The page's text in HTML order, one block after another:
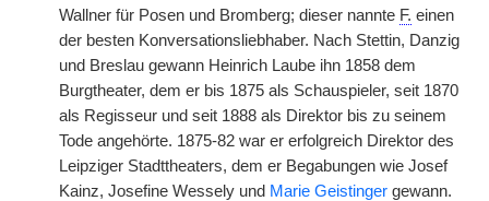
Wallner für Posen und Bromberg; dieser nannte F. einen
der besten Konversationsliebhaber. Nach Stettin, Danzig
und Breslau gewann Heinrich Laube ihn 1858 dem
Burgtheater, dem er bis 1875 als Schauspieler, seit 1870
als Regisseur und seit 1888 als Direktor bis zu seinem
Tode angehörte. 1875-82 war er erfolgreich Direktor des
Leipziger Stadttheaters, dem er Begabungen wie Josef
Kainz, Josefine Wessely und Marie Geistinger gewann.